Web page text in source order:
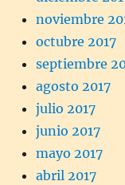
noviembre
octubre 2017
septiembre
agosto 2017
julio 2017
junio 2017
mayo 2017
abril 2017